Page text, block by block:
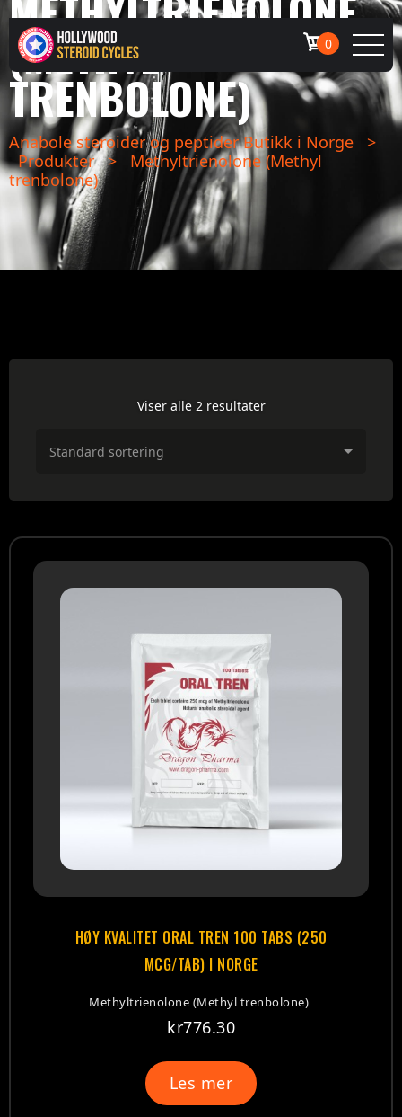
0
(METHYL
TRENBOLONE)
Anabole steroider og peptider Butikk i Norge
>
Produkter >
Methyltrienolone (Methyl
trenbolone)
Viser alle 2 resultater
HØY KVALITET ORAL TREN 100 TABS (250
MCG/TAB) I NORGE
Methyltrienolone (Methyl trenbolone)
kr776.30
Les mer